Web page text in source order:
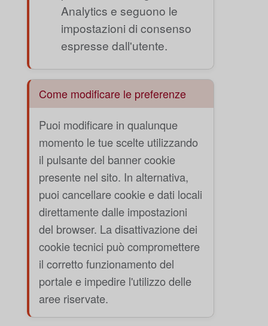
Analytics e seguono le
impostazioni di consenso
espresse dall'utente.
Come modificare le preferenze
Puoi modificare in qualunque
momento le tue scelte utilizzando
il pulsante del banner cookie
presente nel sito. In alternativa,
puoi cancellare cookie e dati locali
direttamente dalle impostazioni
del browser. La disattivazione dei
cookie tecnici può compromettere
il corretto funzionamento del
portale e impedire l'utilizzo delle
aree riservate.